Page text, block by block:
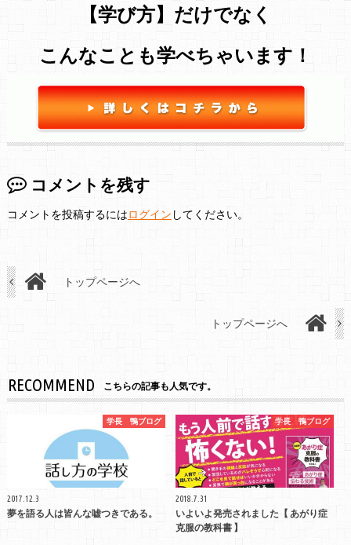
【学び方】だけでなく
こんなことも学べちゃいます！
コメントを残す
コメントを投稿するにはログイン してください。
トップページへ
トップページへ
RECOMMEND こちらの記事も人気です。
学長 鴨ブログ
2017.12.3
夢を語る人は皆んな嘘つきである。
学長 鴨ブログ
2018.7.31
いよいよ発売されました【 あがり症
克服の教科書 】